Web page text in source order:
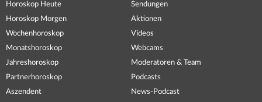
Horoskop Heute
Horoskop Morgen
Wochenhoroskop
Monatshoroskop
Jahreshoroskop
Partnerhoroskop
Aszendent
Sendungen
Aktionen
Videos
Webcams
Moderatoren & Team
Podcasts
News-Podcast